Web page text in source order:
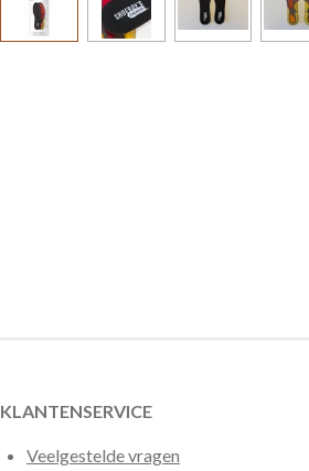
KLANTENSERVICE
Veelgestelde vragen